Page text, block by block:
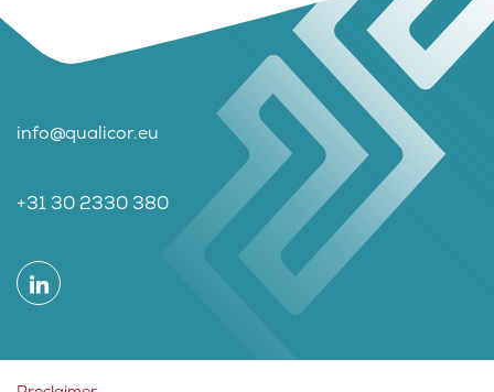
info@qualicor.eu
+31 30 2330 380